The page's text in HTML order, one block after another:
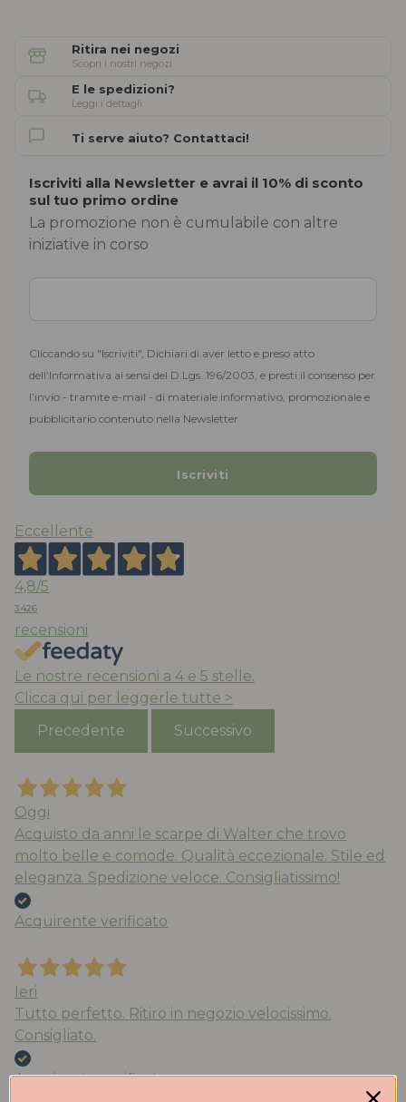
Ritira nei negozi
Scopri i nostri negozi
E le spedizioni?
Leggi i dettagli
Ti serve aiuto? Contattaci!
Iscriviti alla Newsletter e avrai il 10% di sconto
sul tuo primo ordine
La promozione non è cumulabile con altre
iniziative in corso
Cliccando su "Iscriviti", Dichiari di aver letto e preso atto
dell’Informativa ai sensi del D.Lgs. 196/2003, e presti il consenso per
l’invio - tramite e-mail - di materiale informativo, promozionale e
pubblicitario contenuto nella Newsletter
Eccellente
4,8/5
3.426
recensioni
Le nostre recensioni a 4 e 5 stelle.
Clicca qui per leggerle tutte >
Precedente
Successivo
Oggi
Acquisto da anni le scarpe di Walter che trovo
molto belle e comode. Qualità eccezionale. Stile ed
eleganza. Spedizione veloce. Consigliatissimo!
Acquirente verificato
Ieri
Tutto perfetto. Ritiro in negozio velocissimo.
Consigliato.
Acquirente verificato